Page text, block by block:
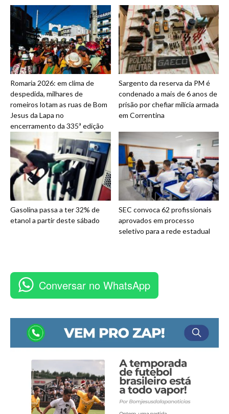
Romaria 2026: em clima de
despedida, milhares de
romeiros lotam as ruas de Bom
Jesus da Lapa no
encerramento da 335ª edição
Sargento da reserva da PM é
condenado a mais de 6 anos de
prisão por chefiar milícia armada
em Correntina
Gasolina passa a ter 32% de
etanol a partir deste sábado
SEC convoca 62 profissionais
aprovados em processo
seletivo para a rede estadual
Conversar no WhatsApp